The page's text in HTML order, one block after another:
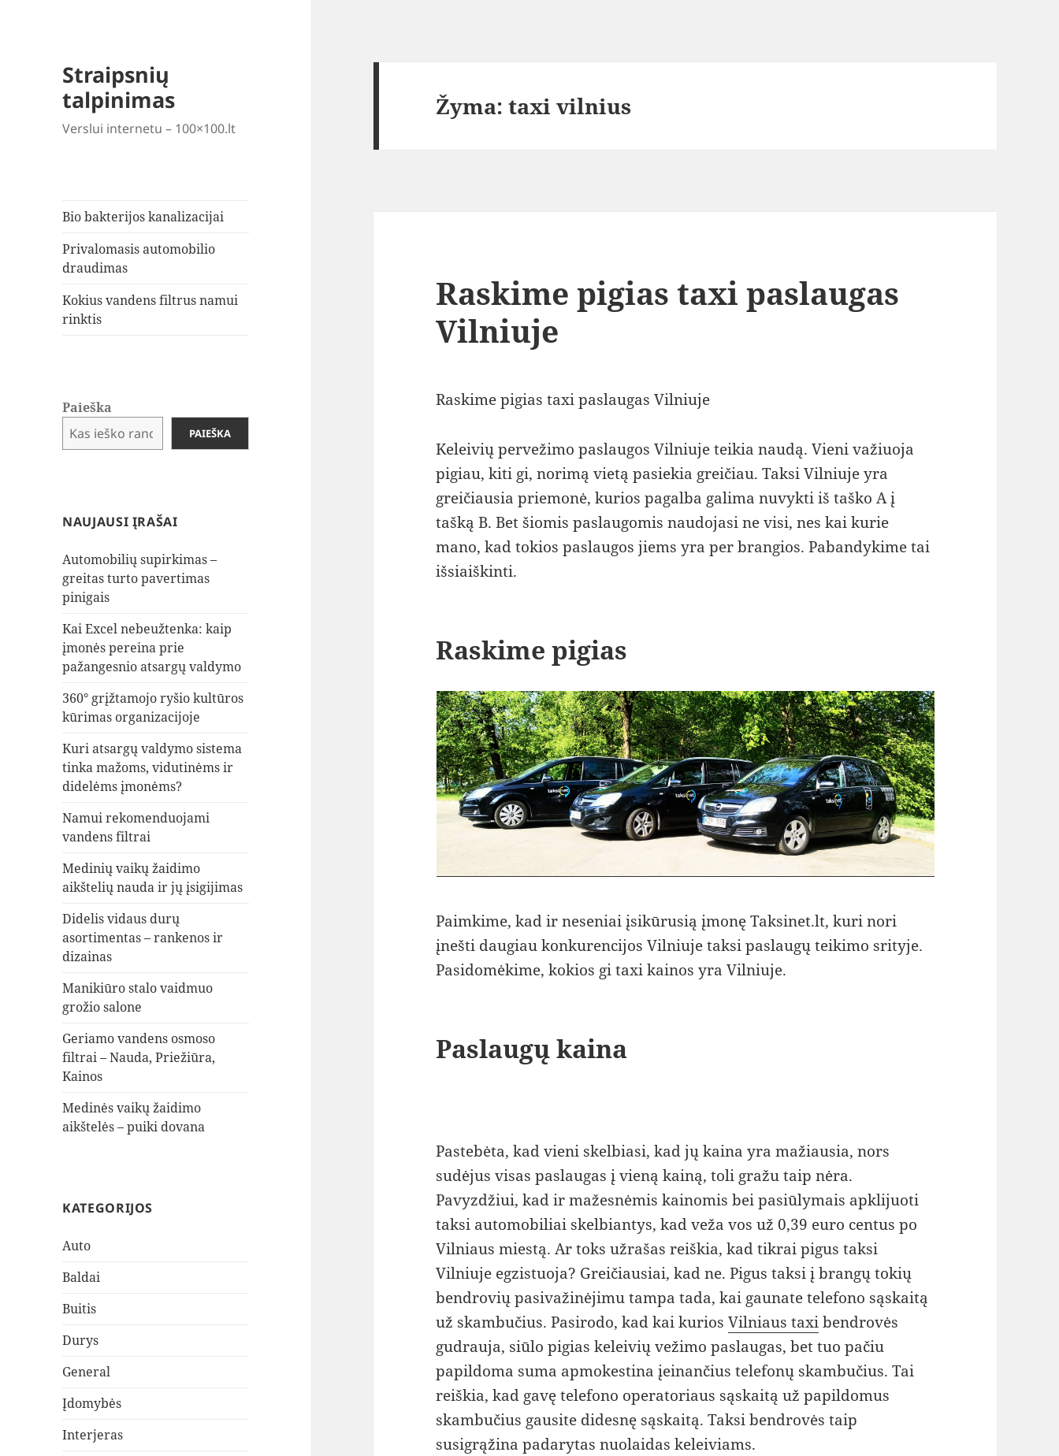
Straipsnių
talpinimas
Verslui internetu – 100×100.lt
Bio bakterijos kanalizacijai
Privalomasis automobilio
draudimas
Kokius vandens filtrus namui
rinktis
Paieška
PAIEŠKA
NAUJAUSI ĮRAŠAI
Automobilių supirkimas –
greitas turto pavertimas
pinigais
Kai Excel nebeužtenka: kaip
įmonės pereina prie
pažangesnio atsargų valdymo
360° grįžtamojo ryšio kultūros
kūrimas organizacijoje
Kuri atsargų valdymo sistema
tinka mažoms, vidutinėms ir
didelėms įmonėms?
Namui rekomenduojami
vandens filtrai
Medinių vaikų žaidimo
aikštelių nauda ir jų įsigijimas
Didelis vidaus durų
asortimentas – rankenos ir
dizainas
Manikiūro stalo vaidmuo
grožio salone
Geriamo vandens osmoso
filtrai – Nauda, Priežiūra,
Kainos
Medinės vaikų žaidimo
aikštelės – puiki dovana
KATEGORIJOS
Auto
Baldai
Buitis
Durys
General
Įdomybės
Interjeras
Žyma:taxi vilnius
Raskime pigias taxi paslaugas
Vilniuje
Raskime pigias taxi paslaugas Vilniuje
Keleivių pervežimo paslaugos Vilniuje teikia naudą. Vieni važiuoja
pigiau, kiti gi, norimą vietą pasiekia greičiau. Taksi Vilniuje yra
greičiausia priemonė, kurios pagalba galima nuvykti iš taško A į
tašką B. Bet šiomis paslaugomis naudojasi ne visi, nes kai kurie
mano, kad tokios paslaugos jiems yra per brangios. Pabandykime tai
išsiaiškinti.
Raskime pigias
Paimkime, kad ir neseniai įsikūrusią įmonę Taksinet.lt, kuri nori
įnešti daugiau konkurencijos Vilniuje taksi paslaugų teikimo srityje.
Pasidomėkime, kokios gi taxi kainos yra Vilniuje.
Paslaugų kaina
Pastebėta, kad vieni skelbiasi, kad jų kaina yra mažiausia, nors
sudėjus visas paslaugas į vieną kainą, toli gražu taip nėra.
Pavyzdžiui, kad ir mažesnėmis kainomis bei pasiūlymais apklijuoti
taksi automobiliai skelbiantys, kad veža vos už 0,39 euro centus po
Vilniaus miestą. Ar toks užrašas reiškia, kad tikrai pigus taksi
Vilniuje egzistuoja? Greičiausiai, kad ne. Pigus taksi į brangų tokių
bendrovių pasivažinėjimu tampa tada, kai gaunate telefono sąskaitą
už skambučius. Pasirodo, kad kai kuriosVilniaus taxibendrovės
gudrauja, siūlo pigias keleivių vežimo paslaugas, bet tuo pačiu
papildoma suma apmokestina įeinančius telefonų skambučius. Tai
reiškia, kad gavę telefono operatoriaus sąskaitą už papildomus
skambučius gausite didesnę sąskaitą. Taksi bendrovės taip
susigrąžina padarytas nuolaidas keleiviams.